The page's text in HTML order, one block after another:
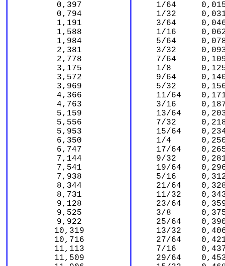
0,397
0,794
1,191
1,588
1,984
2,381
2,778
3,175
3,572
3,969
4,366
4,763
5,159
5,556
5,953
6,350
6,747
7,144
7,541
7,938
8,344
8,731
9,128
9,525
9,922
10,319
10,716
11,113
11,509
1/64
1/32
3/64
1/16
5/64
3/32
7/64
1/8
9/64
5/32
11/64
3/16
13/64
7/32
15/64
1/4
17/64
9/32
19/64
5/16
21/64
11/32
23/64
3/8
25/64
13/32
27/64
7/16
29/64